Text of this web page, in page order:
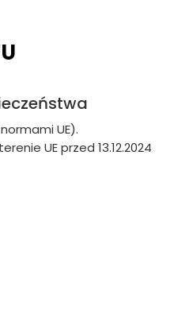
UE).
UE przed 13.12.2024